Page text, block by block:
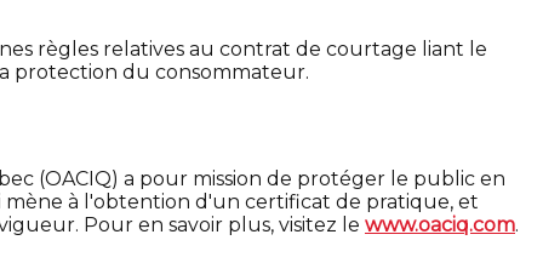
règles relatives au contrat de courtage liant le
protection du consommateur.
(OACIQ) a pour mission de protéger le public en
mène à l'obtention d'un certificat de pratique, et
Pour en savoir plus, visitez le www.oaciq.com.